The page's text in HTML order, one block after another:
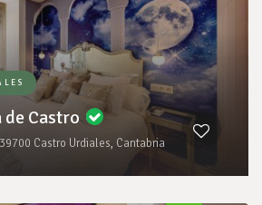
Castro
Castro Urdiales, Cantabria